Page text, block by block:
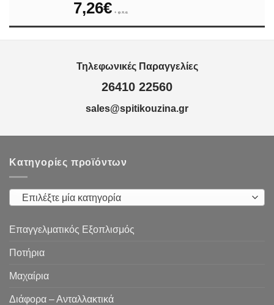
7,26€ + φ.π.α.
Τηλεφωνικές Παραγγελίες
26410 22560
sales@spitikouzina.gr
Κατηγορίες προϊόντων
Επιλέξτε μία κατηγορία
Επαγγελματικός Εξοπλισμός
Ποτήρια
Μαχαίρια
Διάφορα – Ανταλλακτικά